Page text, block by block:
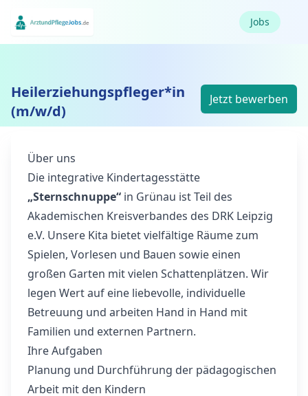
Jobs
Heilerziehungspfleger*in
(m/w/d)
Jetzt bewerben
Über uns
Die integrative Kindertagesstätte
„Sternschnuppe“ in Grünau ist Teil des
Akademischen Kreisverbandes des DRK Leipzig
e.V. Unsere Kita bietet vielfältige Räume zum
Spielen, Vorlesen und Bauen sowie einen
großen Garten mit vielen Schattenplätzen. Wir
legen Wert auf eine liebevolle, individuelle
Betreuung und arbeiten Hand in Hand mit
Familien und externen Partnern.
Ihre Aufgaben
Planung und Durchführung der pädagogischen
Arbeit mit den Kindern